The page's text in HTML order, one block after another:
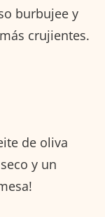
burbujee y
crujientes.
de oliva
y un